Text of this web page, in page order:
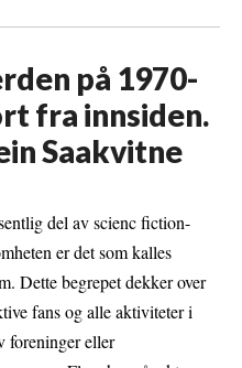
på 1970-
fra innsiden.
Saakvitne
del av scienc fiction-
er det som kalles
Dette begrepet dekker over
fans og alle aktiviteter i
foreninger eller